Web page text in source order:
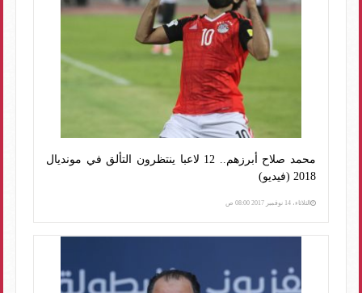
محمد صلاح أبرزهم.. 12 لاعبا ينتظرون التألق في مونديال
2018 (فيديو)
الثلاثاء، 14 نوفمبر 2017 08:00 ص